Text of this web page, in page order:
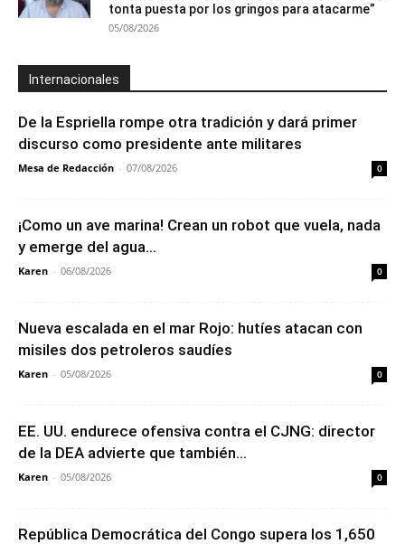
tonta puesta por los gringos para atacarme”
05/08/2026
Internacionales
De la Espriella rompe otra tradición y dará primer
discurso como presidente ante militares
Mesa de Redacción - 07/08/2026 0
¡Como un ave marina! Crean un robot que vuela, nada
y emerge del agua...
Karen - 06/08/2026 0
Nueva escalada en el mar Rojo: hutíes atacan con
misiles dos petroleros saudíes
Karen - 05/08/2026 0
EE. UU. endurece ofensiva contra el CJNG: director
de la DEA advierte que también...
Karen - 05/08/2026 0
República Democrática del Congo supera los 1,650